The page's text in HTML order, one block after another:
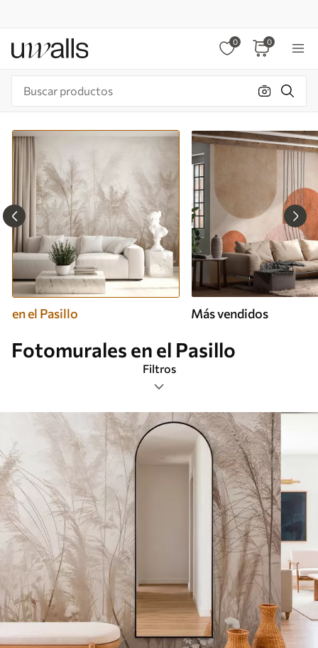
0 0
en el Pasillo Más vendidos
Fotomurales en el Pasillo
Filtros
Etiquetas
Formato de imagen
Paleta de colores
Inteligente
Borrar todos los filtros